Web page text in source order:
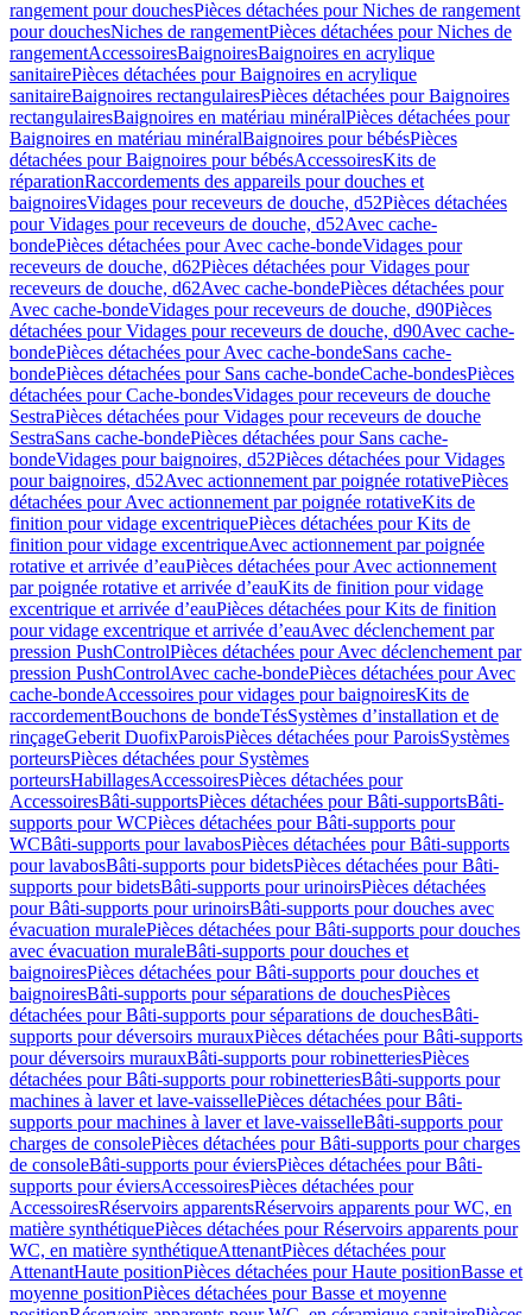
rangement pour douchesPièces détachées pour Niches de rangement
pour douchesNiches de rangementPièces détachées pour Niches de
rangementAccessoiresBaignoiresBaignoires en acrylique
sanitairePièces détachées pour Baignoires en acrylique
sanitaireBaignoires rectangulairesPièces détachées pour Baignoires
rectangulairesBaignoires en matériau minéralPièces détachées pour
Baignoires en matériau minéralBaignoires pour bébésPièces
détachées pour Baignoires pour bébésAccessoiresKits de
réparationRaccordements des appareils pour douches et
baignoiresVidages pour receveurs de douche, d52Pièces détachées
pour Vidages pour receveurs de douche, d52Avec cache-
bondePièces détachées pour Avec cache-bondeVidages pour
receveurs de douche, d62Pièces détachées pour Vidages pour
receveurs de douche, d62Avec cache-bondePièces détachées pour
Avec cache-bondeVidages pour receveurs de douche, d90Pièces
détachées pour Vidages pour receveurs de douche, d90Avec cache-
bondePièces détachées pour Avec cache-bondeSans cache-
bondePièces détachées pour Sans cache-bondeCache-bondesPièces
détachées pour Cache-bondesVidages pour receveurs de douche
SestraPièces détachées pour Vidages pour receveurs de douche
SestraSans cache-bondePièces détachées pour Sans cache-
bondeVidages pour baignoires, d52Pièces détachées pour Vidages
pour baignoires, d52Avec actionnement par poignée rotativePièces
détachées pour Avec actionnement par poignée rotativeKits de
finition pour vidage excentriquePièces détachées pour Kits de
finition pour vidage excentriqueAvec actionnement par poignée
rotative et arrivée d’eauPièces détachées pour Avec actionnement
par poignée rotative et arrivée d’eauKits de finition pour vidage
excentrique et arrivée d’eauPièces détachées pour Kits de finition
pour vidage excentrique et arrivée d’eauAvec déclenchement par
pression PushControlPièces détachées pour Avec déclenchement par
pression PushControlAvec cache-bondePièces détachées pour Avec
cache-bondeAccessoires pour vidages pour baignoiresKits de
raccordementBouchons de bondeTésSystèmes d’installation et de
rinçageGeberit DuofixParoisPièces détachées pour ParoisSystèmes
porteursPièces détachées pour Systèmes
porteursHabillagesAccessoiresPièces détachées pour
AccessoiresBâti-supportsPièces détachées pour Bâti-supportsBâti-
supports pour WCPièces détachées pour Bâti-supports pour
WCBâti-supports pour lavabosPièces détachées pour Bâti-supports
pour lavabosBâti-supports pour bidetsPièces détachées pour Bâti-
supports pour bidetsBâti-supports pour urinoirsPièces détachées
pour Bâti-supports pour urinoirsBâti-supports pour douches avec
évacuation muralePièces détachées pour Bâti-supports pour douches
avec évacuation muraleBâti-supports pour douches et
baignoiresPièces détachées pour Bâti-supports pour douches et
baignoiresBâti-supports pour séparations de douchesPièces
détachées pour Bâti-supports pour séparations de douchesBâti-
supports pour déversoirs murauxPièces détachées pour Bâti-supports
pour déversoirs murauxBâti-supports pour robinetteriesPièces
détachées pour Bâti-supports pour robinetteriesBâti-supports pour
machines à laver et lave-vaissellePièces détachées pour Bâti-
supports pour machines à laver et lave-vaisselleBâti-supports pour
charges de consolePièces détachées pour Bâti-supports pour charges
de consoleBâti-supports pour éviersPièces détachées pour Bâti-
supports pour éviersAccessoiresPièces détachées pour
AccessoiresRéservoirs apparentsRéservoirs apparents pour WC, en
matière synthétiquePièces détachées pour Réservoirs apparents pour
WC, en matière synthétiqueAttenantPièces détachées pour
AttenantHaute positionPièces détachées pour Haute positionBasse et
moyenne positionPièces détachées pour Basse et moyenne